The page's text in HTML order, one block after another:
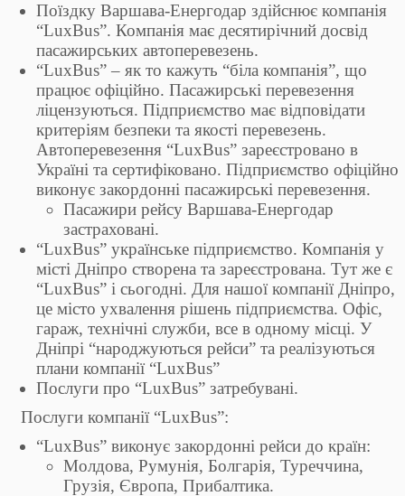
Поїздку Варшава-Енергодар здійснює компанія
“LuxBus”. Компанія має десятирічний досвід
пасажирських автоперевезень.
“LuxBus” – як то кажуть “біла компанія”, що
працює офіційно. Пасажирські перевезення
ліцензуються. Підприємство має відповідати
критеріям безпеки та якості перевезень.
Автоперевезення “LuxBus” зареєстровано в
Україні та сертифіковано. Підприємство офіційно
виконує закордонні пасажирські перевезення.
Пасажири рейсу Варшава-Енергодар
застраховані.
“LuxBus” українське підприємство. Компанія у
місті Дніпро створена та зареєстрована. Тут же є
“LuxBus” і сьогодні. Для нашої компанії Дніпро,
це місто ухвалення рішень підприємства. Офіс,
гараж, технічні служби, все в одному місці. У
Дніпрі “народжуються рейси” та реалізуються
плани компанії “LuxBus”
Послуги про “LuxBus” затребувані.
Послуги компанії “LuxBus”:
“LuxBus” виконує закордонні рейси до країн:
Молдова, Румунія, Болгарія, Туреччина,
Грузія, Європа, Прибалтика.